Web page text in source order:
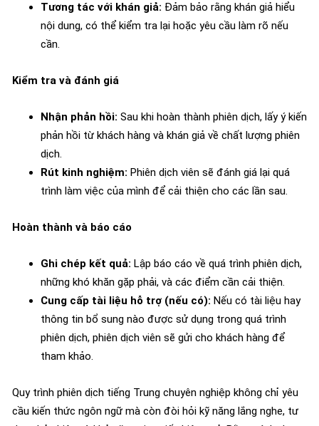
Tương tác với khán giả: Đảm bảo rằng khán giả hiểu
nội dung, có thể kiểm tra lại hoặc yêu cầu làm rõ nếu
cần.
Kiểm tra và đánh giá
Nhận phản hồi: Sau khi hoàn thành phiên dịch, lấy ý kiến
phản hồi từ khách hàng và khán giả về chất lượng phiên
dịch.
Rút kinh nghiệm: Phiên dịch viên sẽ đánh giá lại quá
trình làm việc của mình để cải thiện cho các lần sau.
Hoàn thành và báo cáo
Ghi chép kết quả: Lập báo cáo về quá trình phiên dịch,
những khó khăn gặp phải, và các điểm cần cải thiện.
Cung cấp tài liệu hỗ trợ (nếu có): Nếu có tài liệu hay
thông tin bổ sung nào được sử dụng trong quá trình
phiên dịch, phiên dịch viên sẽ gửi cho khách hàng để
tham khảo.
Quy trình phiên dịch tiếng Trung chuyên nghiệp không chỉ yêu
cầu kiến thức ngôn ngữ mà còn đòi hỏi kỹ năng lắng nghe, tư